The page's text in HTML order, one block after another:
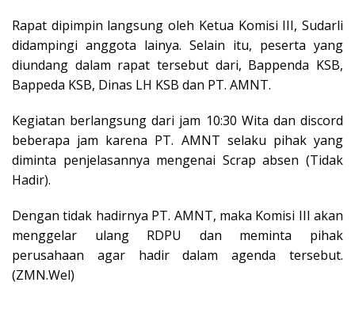
Rapat dipimpin langsung oleh Ketua Komisi III, Sudarli
didampingi anggota lainya. Selain itu, peserta yang
diundang dalam rapat tersebut dari, Bappenda KSB,
Bappeda KSB, Dinas LH KSB dan PT. AMNT.
Kegiatan berlangsung dari jam 10:30 Wita dan discord
beberapa jam karena PT. AMNT selaku pihak yang
diminta penjelasannya mengenai Scrap absen (Tidak
Hadir).
Dengan tidak hadirnya PT. AMNT, maka Komisi III akan
menggelar ulang RDPU dan meminta pihak
perusahaan agar hadir dalam agenda tersebut.
(ZMN.Wel)